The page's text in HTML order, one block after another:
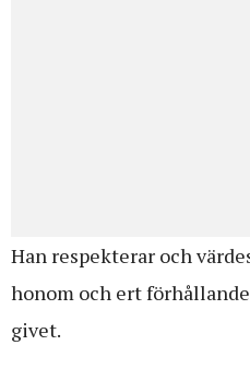
Han respekterar och
honom och ert
givet.